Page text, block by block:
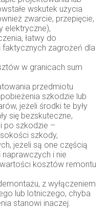
wskutek użycia
zwarcie, przepięcie,
elektryczne),
łatwy do
zagrożeń dla
w granicach sum
przedmiotu
szkodzie lub
jeżeli środki te były
się bezskuteczne,
po szkodzie –
szkody,
jeżeli są one częścią
i nie
kosztów remontu
z wyłączeniem
lub lotniczego, chyba
stanowi inaczej.